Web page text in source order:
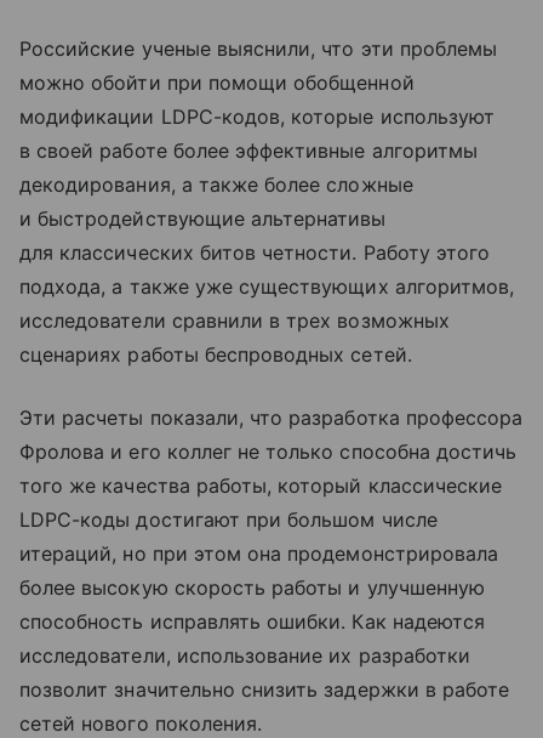
Российские ученые выяснили, что эти проблемы
можно обойти при помощи обобщенной
модификации LDPC-кодов, которые используют
в своей работе более эффективные алгоритмы
декодирования, а также более сложные
и быстродействующие альтернативы
для классических битов четности. Работу этого
подхода, а также уже существующих алгоритмов,
исследователи сравнили в трех возможных
сценариях работы беспроводных сетей.
Эти расчеты показали, что разработка профессора
Фролова и его коллег не только способна достичь
того же качества работы, который классические
LDPC-коды достигают при большом числе
итераций, но при этом она продемонстрировала
более высокую скорость работы и улучшенную
способность исправлять ошибки. Как надеются
исследователи, использование их разработки
позволит значительно снизить задержки в работе
сетей нового поколения.